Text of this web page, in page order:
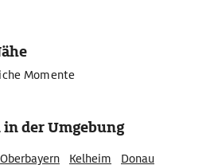
Momente
der Umgebung
Oberbayern Kelheim Donau